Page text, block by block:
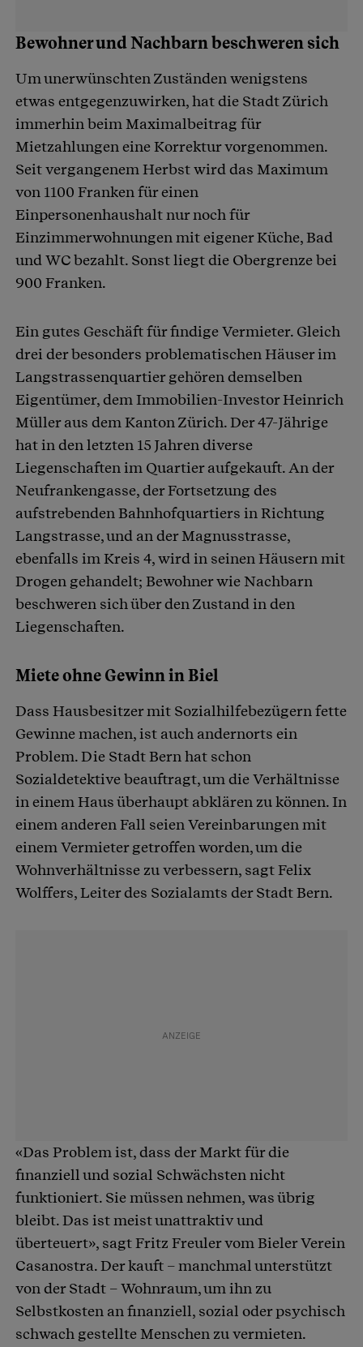
Bewohner und Nachbarn beschweren sich
Um unerwünschten Zuständen wenigstens
etwas entgegenzuwirken, hat die Stadt Zürich
immerhin beim Maximalbeitrag für
Mietzahlungen eine Korrektur vorgenommen.
Seit vergangenem Herbst wird das Maximum
von 1100 Franken für einen
Einpersonenhaushalt nur noch für
Einzimmerwohnungen mit eigener Küche, Bad
und WC bezahlt. Sonst liegt die Obergrenze bei
900 Franken.
Ein gutes Geschäft für findige Vermieter. Gleich
drei der besonders problematischen Häuser im
Langstrassenquartier gehören demselben
Eigentümer, dem Immobilien-Investor Heinrich
Müller aus dem Kanton Zürich. Der 47-Jährige
hat in den letzten 15 Jahren diverse
Liegenschaften im Quartier aufgekauft. An der
Neufrankengasse, der Fortsetzung des
aufstrebenden Bahnhofquartiers in Richtung
Langstrasse, und an der Magnusstrasse,
ebenfalls im Kreis 4, wird in seinen Häusern mit
Drogen gehandelt; Bewohner wie Nachbarn
beschweren sich über den Zustand in den
Liegenschaften.
Miete ohne Gewinn in Biel
Dass Hausbesitzer mit Sozialhilfebezügern fette
Gewinne machen, ist auch andernorts ein
Problem. Die Stadt Bern hat schon
Sozialdetektive beauftragt, um die Verhältnisse
in einem Haus überhaupt abklären zu können. In
einem anderen Fall seien Vereinbarungen mit
einem Vermieter getroffen worden, um die
Wohnverhältnisse zu verbessern, sagt Felix
Wolffers, Leiter des Sozialamts der Stadt Bern.
«Das Problem ist, dass der Markt für die
finanziell und sozial Schwächsten nicht
funktioniert. Sie müssen nehmen, was übrig
bleibt. Das ist meist unattraktiv und
überteuert», sagt Fritz Freuler vom Bieler Verein
Casanostra. Der kauft – manchmal unterstützt
von der Stadt – Wohnraum, um ihn zu
Selbstkosten an finanziell, sozial oder psychisch
schwach gestellte Menschen zu vermieten.